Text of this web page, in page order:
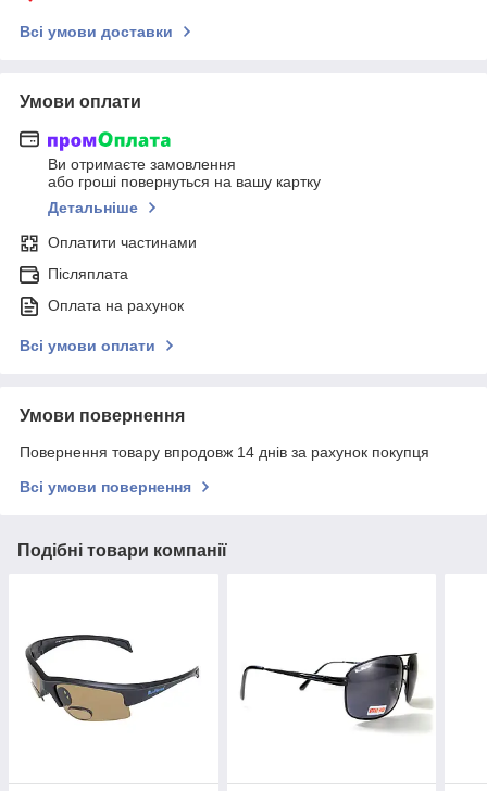
Всі умови доставки
Умови оплати
Ви отримаєте замовлення
або гроші повернуться на вашу картку
Детальніше
Оплатити частинами
Післяплата
Оплата на рахунок
Всі умови оплати
Умови повернення
Повернення товару впродовж 14 днів за рахунок покупця
Всі умови повернення
Подібні товари компанії